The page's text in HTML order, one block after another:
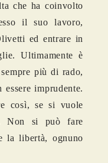
che ha coinvolto
il suo lavoro,
ed entrare in
Ultimamente è
più di rado,
imprudente.
così, se si vuole
Non si può fare
la libertà, ognuno